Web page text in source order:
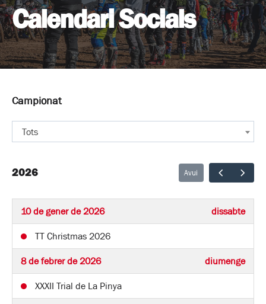
Calendari Socials
Campionat
Tots
2026 Avui
10 de gener de 2026 dissabte
TT Christmas 2026
8 de febrer de 2026 diumenge
XXXII Trial de La Pinya